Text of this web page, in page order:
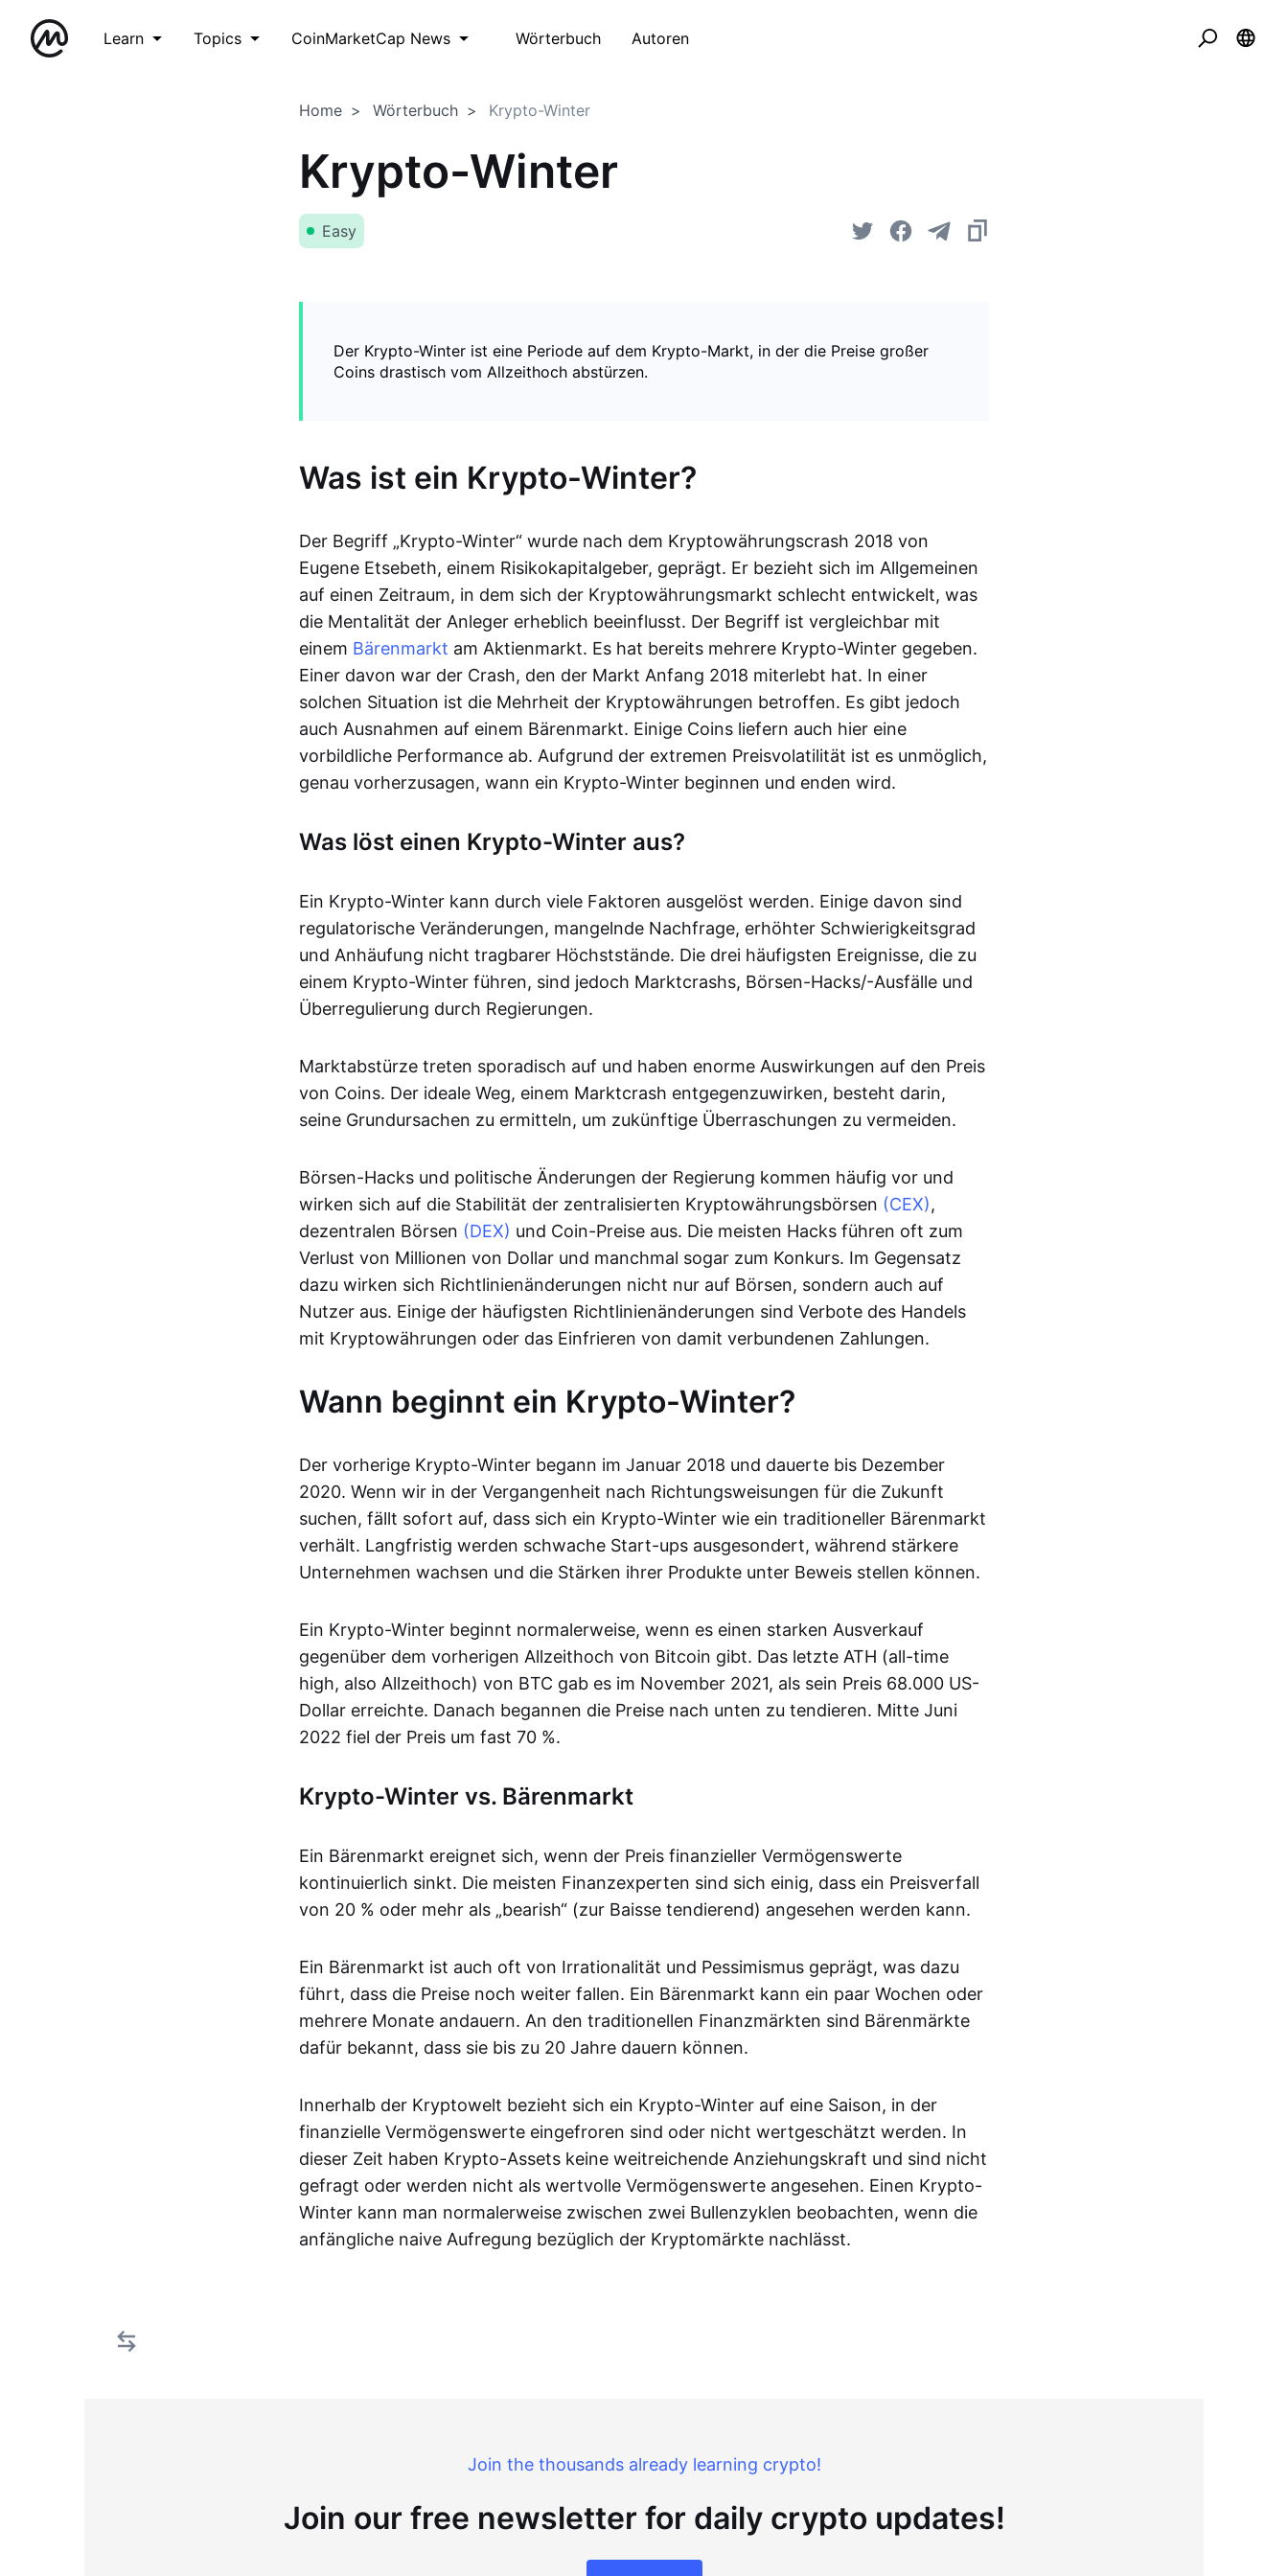
Learn Topics CoinMarketCap News Wörterbuch Autoren
Home Wörterbuch Krypto-Winter
Krypto-Winter
Easy
Der Krypto-Winter ist eine Periode auf dem Krypto-Markt, in der die Preise großer
Coins drastisch vom Allzeithoch abstürzen.
Was ist ein Krypto-Winter?
Der Begriff „Krypto-Winter“ wurde nach dem Kryptowährungscrash 2018 von
Eugene Etsebeth, einem Risikokapitalgeber, geprägt. Er bezieht sich im Allgemeinen
auf einen Zeitraum, in dem sich der Kryptowährungsmarkt schlecht entwickelt, was
die Mentalität der Anleger erheblich beeinflusst. Der Begriff ist vergleichbar mit
einem Bärenmarkt am Aktienmarkt. Es hat bereits mehrere Krypto-Winter gegeben.
Einer davon war der Crash, den der Markt Anfang 2018 miterlebt hat. In einer
solchen Situation ist die Mehrheit der Kryptowährungen betroffen. Es gibt jedoch
auch Ausnahmen auf einem Bärenmarkt. Einige Coins liefern auch hier eine
vorbildliche Performance ab. Aufgrund der extremen Preisvolatilität ist es unmöglich,
genau vorherzusagen, wann ein Krypto-Winter beginnen und enden wird.
Was löst einen Krypto-Winter aus?
Ein Krypto-Winter kann durch viele Faktoren ausgelöst werden. Einige davon sind
regulatorische Veränderungen, mangelnde Nachfrage, erhöhter Schwierigkeitsgrad
und Anhäufung nicht tragbarer Höchststände. Die drei häufigsten Ereignisse, die zu
einem Krypto-Winter führen, sind jedoch Marktcrashs, Börsen-Hacks/-Ausfälle und
Überregulierung durch Regierungen.
Marktabstürze treten sporadisch auf und haben enorme Auswirkungen auf den Preis
von Coins. Der ideale Weg, einem Marktcrash entgegenzuwirken, besteht darin,
seine Grundursachen zu ermitteln, um zukünftige Überraschungen zu vermeiden.
Börsen-Hacks und politische Änderungen der Regierung kommen häufig vor und
wirken sich auf die Stabilität der zentralisierten Kryptowährungsbörsen (CEX),
dezentralen Börsen (DEX) und Coin-Preise aus. Die meisten Hacks führen oft zum
Verlust von Millionen von Dollar und manchmal sogar zum Konkurs. Im Gegensatz
dazu wirken sich Richtlinienänderungen nicht nur auf Börsen, sondern auch auf
Nutzer aus. Einige der häufigsten Richtlinienänderungen sind Verbote des Handels
mit Kryptowährungen oder das Einfrieren von damit verbundenen Zahlungen.
Wann beginnt ein Krypto-Winter?
Der vorherige Krypto-Winter begann im Januar 2018 und dauerte bis Dezember
2020. Wenn wir in der Vergangenheit nach Richtungsweisungen für die Zukunft
suchen, fällt sofort auf, dass sich ein Krypto-Winter wie ein traditioneller Bärenmarkt
verhält. Langfristig werden schwache Start-ups ausgesondert, während stärkere
Unternehmen wachsen und die Stärken ihrer Produkte unter Beweis stellen können.
Ein Krypto-Winter beginnt normalerweise, wenn es einen starken Ausverkauf
gegenüber dem vorherigen Allzeithoch von Bitcoin gibt. Das letzte ATH (all-time
high, also Allzeithoch) von BTC gab es im November 2021, als sein Preis 68.000 US-
Dollar erreichte. Danach begannen die Preise nach unten zu tendieren. Mitte Juni
2022 fiel der Preis um fast 70 %.
Krypto-Winter vs. Bärenmarkt
Ein Bärenmarkt ereignet sich, wenn der Preis finanzieller Vermögenswerte
kontinuierlich sinkt. Die meisten Finanzexperten sind sich einig, dass ein Preisverfall
von 20 % oder mehr als „bearish“ (zur Baisse tendierend) angesehen werden kann.
Ein Bärenmarkt ist auch oft von Irrationalität und Pessimismus geprägt, was dazu
führt, dass die Preise noch weiter fallen. Ein Bärenmarkt kann ein paar Wochen oder
mehrere Monate andauern. An den traditionellen Finanzmärkten sind Bärenmärkte
dafür bekannt, dass sie bis zu 20 Jahre dauern können.
Innerhalb der Kryptowelt bezieht sich ein Krypto-Winter auf eine Saison, in der
finanzielle Vermögenswerte eingefroren sind oder nicht wertgeschätzt werden. In
dieser Zeit haben Krypto-Assets keine weitreichende Anziehungskraft und sind nicht
gefragt oder werden nicht als wertvolle Vermögenswerte angesehen. Einen Krypto-
Winter kann man normalerweise zwischen zwei Bullenzyklen beobachten, wenn die
anfängliche naive Aufregung bezüglich der Kryptomärkte nachlässt.
Join the thousands already learning crypto!
Join our free newsletter for daily crypto updates!